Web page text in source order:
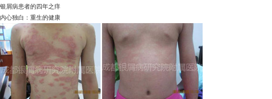
银屑病患者的四年之痒
内心独白：重生的健康